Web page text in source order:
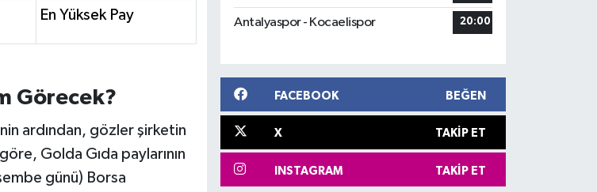
En Yüksek Pay
Görecek?
ardından, gözler şirketin
Golda Gıda paylarının
günü) Borsa
Antalyaspor - Kocaelispor 20:00
FACEBOOK BEĞEN
X TAKIP ET
INSTAGRAM TAKIP ET